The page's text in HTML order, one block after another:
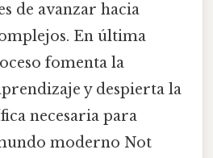
de avanzar hacia
En última
fomenta la
y despierta la
necesaria para
moderno Not